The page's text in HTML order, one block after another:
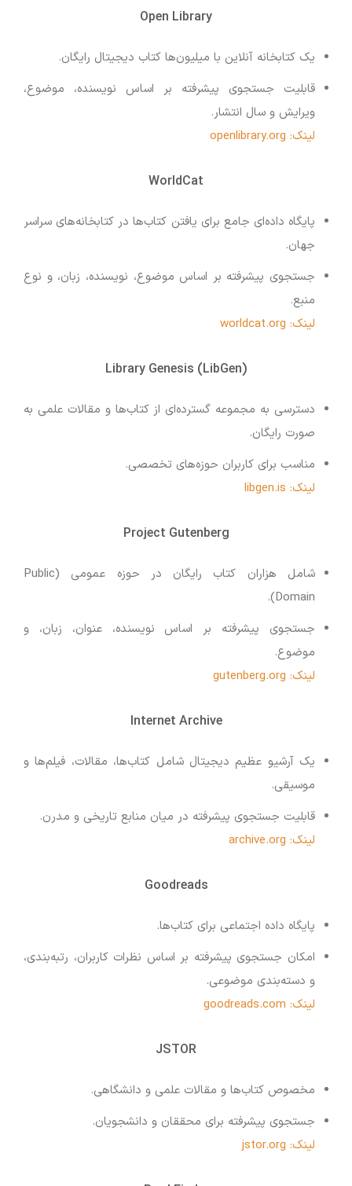
Open Library
یک کتابخانه آنلاین با میلیون‌ها کتاب دیجیتال رایگان.
قابلیت جستجوی پیشرفته بر اساس نویسنده، موضوع،
ویرایش و سال انتشار.
لینک: openlibrary.org
WorldCat
پایگاه داده‌ای جامع برای یافتن کتاب‌ها در کتابخانه‌های سراسر
جهان.
جستجوی پیشرفته بر اساس موضوع، نویسنده، زبان، و نوع
منبع.
لینک: worldcat.org
Library Genesis (LibGen)
دسترسی به مجموعه گسترده‌ای از کتاب‌ها و مقالات علمی به
صورت رایگان.
مناسب برای کاربران حوزه‌های تخصصی.
لینک: libgen.is
Project Gutenberg
شامل هزاران کتاب رایگان در حوزه عمومی (Public
Domain).
جستجوی پیشرفته بر اساس نویسنده، عنوان، زبان، و
موضوع.
لینک: gutenberg.org
Internet Archive
یک آرشیو عظیم دیجیتال شامل کتاب‌ها، مقالات، فیلم‌ها و
موسیقی.
قابلیت جستجوی پیشرفته در میان منابع تاریخی و مدرن.
لینک: archive.org
Goodreads
پایگاه داده اجتماعی برای کتاب‌ها.
امکان جستجوی پیشرفته بر اساس نظرات کاربران، رتبه‌بندی،
و دسته‌بندی موضوعی.
لینک: goodreads.com
JSTOR
مخصوص کتاب‌ها و مقالات علمی و دانشگاهی.
جستجوی پیشرفته برای محققان و دانشجویان.
لینک: jstor.org